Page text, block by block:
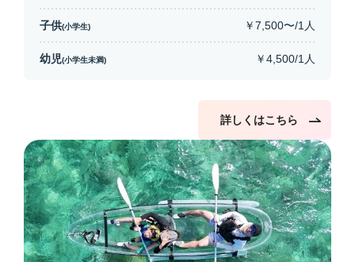
子供(小学生) ￥7,500〜/1人
幼児(小学生未満) ￥4,500/1人
詳しくはこちら